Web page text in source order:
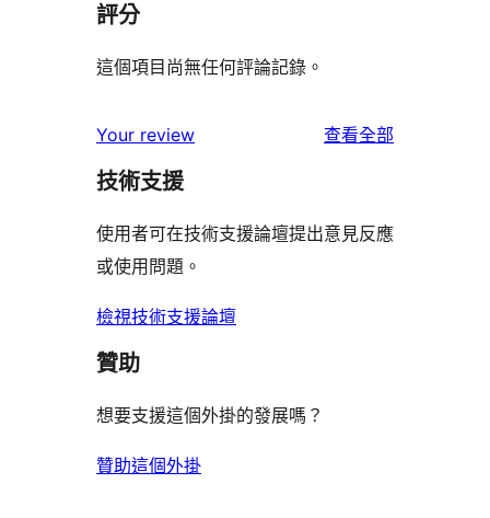
評分
這個項目尚無任何評論記錄。
Your review 查看全部
評
技術支援
使用者可在技術支援論壇提出意見反應
或使用問題。
檢視技術支援論壇
贊助
想要支援這個外掛的發展嗎？
贊助這個外掛